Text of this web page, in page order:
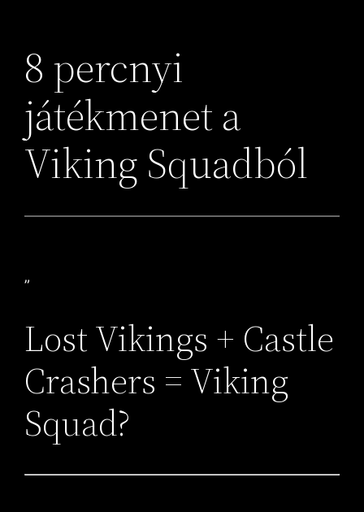
8 percnyi
játékmenet a
Viking Squadból
„
Lost Vikings + Castle
Crashers = Viking
Squad?